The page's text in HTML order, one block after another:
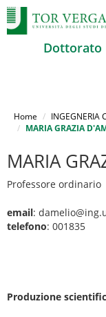
contenuto
Dottorato
Home INGEGNERIA
MARIA GRAZIA
MARIA
Professore ordinario
email:
telefono: 001835
Produzione